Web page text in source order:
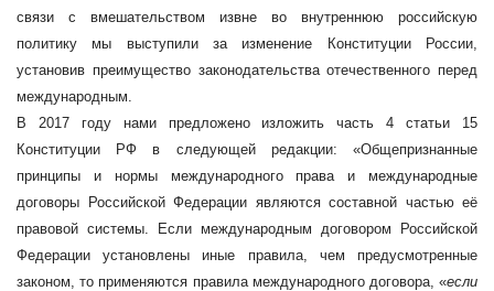
связи с вмешательством извне во внутреннюю российскую
политику мы выступили за изменение Конституции России,
установив преимущество законодательства отечественного перед
международным.
В 2017 году нами предложено изложить часть 4 статьи 15
Конституции РФ в следующей редакции: «Общепризнанные
принципы и нормы международного права и международные
договоры Российской Федерации являются составной частью её
правовой системы. Если международным договором Российской
Федерации установлены иные правила, чем предусмотренные
законом, то применяются правила международного договора, «если